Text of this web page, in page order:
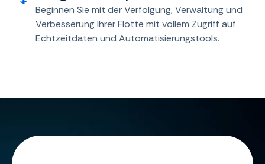
Beginnen Sie mit der Verfolgung, Verwaltung und
Verbesserung Ihrer Flotte mit vollem Zugriff auf
Echtzeitdaten und Automatisierungstools.